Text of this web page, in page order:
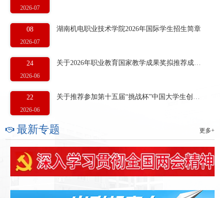
2026-07
08
2026-07
湖南机电职业技术学院2026年国际学生招生简章
24
2026-06
22
2026-06
更多+
最新专题